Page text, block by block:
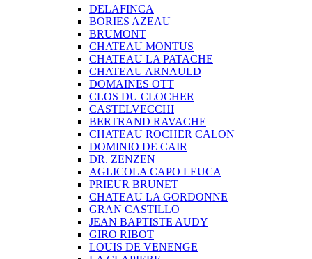
DELAFINCA
BORIES AZEAU
BRUMONT
CHATEAU MONTUS
CHATEAU LA PATACHE
CHATEAU ARNAULD
DOMAINES OTT
CLOS DU CLOCHER
CASTELVECCHI
BERTRAND RAVACHE
CHATEAU ROCHER CALON
DOMINIO DE CAIR
DR. ZENZEN
AGLICOLA CAPO LEUCA
PRIEUR BRUNET
CHATEAU LA GORDONNE
GRAN CASTILLO
JEAN BAPTISTE AUDY
GIRO RIBOT
LOUIS DE VENENGE